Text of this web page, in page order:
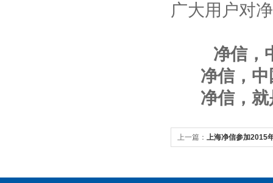
广大用户对
净信，
净信，中
净信，就
上一篇： 上海净信参加2015